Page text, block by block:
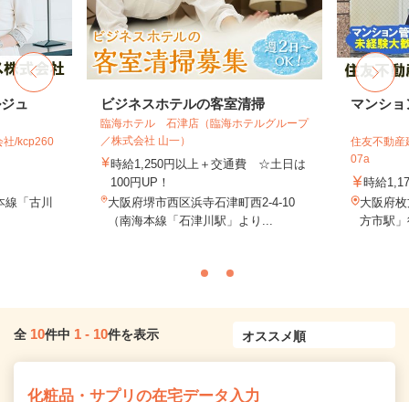
ュ
社/kcp260
線「古川
ビジネスホテルの客室清掃
臨海ホテル 石津店（臨海ホテルグループ
／株式会社 山一）
時給1,250円以上＋交通費 ☆土日は
100円UP！
大阪府堺市西区浜寺石津町西2-4-10
（南海本線「石津川駅」より...
マンシ
住友不動産
07a
時給
大阪府
方市駅
全 10件中 1 - 10件を表示
化粧品・サプリの在宅データ入力